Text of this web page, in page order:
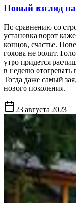
Новый взгляд
По сравнению со
установка ворот
концов, счастье.
голова не болит.
утро придется
в неделю
Тогда даже самый
нового поколения.
23 августа 2023